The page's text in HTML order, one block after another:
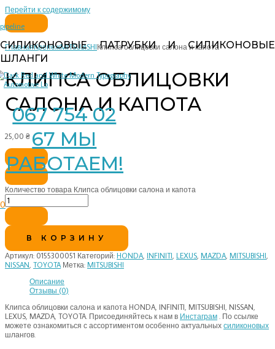
Перейти к содержимому
pipeline
СИЛИКОНОВЫЕ ПАТРУБКИ И СИЛИКОНОВЫЕ
ШЛАНГИ
067 754 02
67 МЫ
РАБОТАЕМ!
0
ГлавнаяКрепежMITSUBISHIКлипса облицовки салона и капота
КЛИПСА ОБЛИЦОВКИ
САЛОНА И КАПОТА
25,00 ₴
Количество товара Клипса облицовки салона и капота
В КОРЗИНУ
Артикул: 0155300051 Категорий: HONDA, INFINITI, LEXUS, MAZDA, MITSUBISHI,
NISSAN, TOYOTA Метка: MITSUBISHI
Описание
Отзывы (0)
Клипса облицовки салона и капота HONDA, INFINITI, MITSUBISHI, NISSAN,
LEXUS, MAZDA, TOYOTA. Присоединяйтесь к нам в Инстаграм . По ссылке
можете ознакомиться с ассортиментом особенно актуальных силиконовых
шлангов.